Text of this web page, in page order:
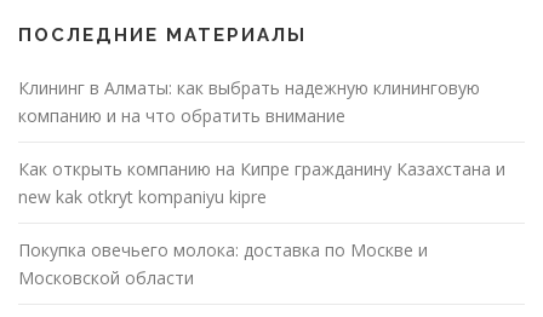
ПОСЛЕДНИЕ МАТЕРИАЛЫ
Клининг в Алматы: как выбрать надежную клининговую
компанию и на что обратить внимание
Как открыть компанию на Кипре гражданину Казахстана и
new kak otkryt kompaniyu kipre
Покупка овечьего молока: доставка по Москве и
Московской области